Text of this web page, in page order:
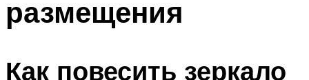
размещения
Как повесить зеркало